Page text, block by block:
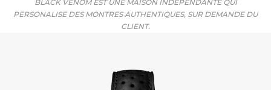
BLACK VENOM EST UNE MAISON INDÉPENDANTE QUI
PERSONALISE DES MONTRES AUTHENTIQUES, SUR DEMANDE DU
CLIENT.